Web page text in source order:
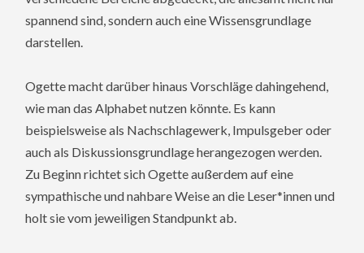
spannend sind, sondern auch eine Wissensgrundlage
darstellen.
Ogette macht darüber hinaus Vorschläge dahingehend,
wie man das Alphabet nutzen könnte. Es kann
beispielsweise als Nachschlagewerk, Impulsgeber oder
auch als Diskussionsgrundlage herangezogen werden.
Zu Beginn richtet sich Ogette außerdem auf eine
sympathische und nahbare Weise an die Leser*innen und
holt sie vom jeweiligen Standpunkt ab.